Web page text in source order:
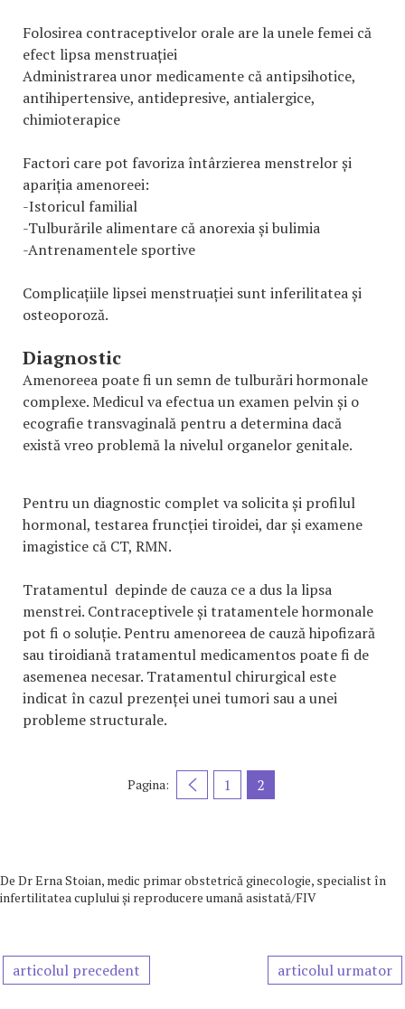
Folosirea contraceptivelor orale are la unele femei că
efect lipsa menstruației
Administrarea unor medicamente că antipsihotice,
antihipertensive, antidepresive, antialergice,
chimioterapice
Factori care pot favoriza întârzierea menstrelor și
apariția amenoreei:
-Istoricul familial
-Tulburările alimentare că anorexia și bulimia
-Antrenamentele sportive
Complicațiile lipsei menstruației sunt inferilitatea și
osteoporoză.
Diagnostic
Amenoreea poate fi un semn de tulburări hormonale
complexe. Medicul va efectua un examen pelvin și o
ecografie transvaginală pentru a determina dacă
există vreo problemă la nivelul organelor genitale.
Pentru un diagnostic complet va solicita și profilul
hormonal, testarea fruncției tiroidei, dar și examene
imagistice că CT, RMN.
Tratamentul depinde de cauza ce a dus la lipsa
menstrei. Contraceptivele și tratamentele hormonale
pot fi o soluție. Pentru amenoreea de cauză hipofizară
sau tiroidiană tratamentul medicamentos poate fi de
asemenea necesar. Tratamentul chirurgical este
indicat în cazul prezenței unei tumori sau a unei
probleme structurale.
Pagina: 1 2
De Dr Erna Stoian, medic primar obstetrică ginecologie, specialist în
infertilitatea cuplului și reproducere umană asistată/FIV
articolul precedent articolul urmator